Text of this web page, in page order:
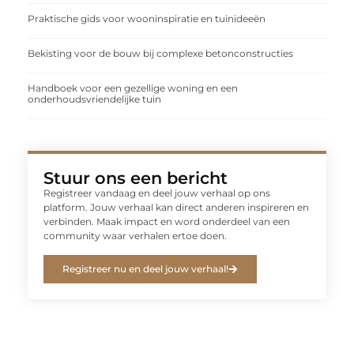
Praktische gids voor wooninspiratie en tuinideeën
Bekisting voor de bouw bij complexe betonconstructies
Handboek voor een gezellige woning en een
onderhoudsvriendelijke tuin
Stuur ons een bericht
Registreer vandaag en deel jouw verhaal op ons
platform. Jouw verhaal kan direct anderen inspireren en
verbinden. Maak impact en word onderdeel van een
community waar verhalen ertoe doen.
Registreer nu en deel jouw verhaal!